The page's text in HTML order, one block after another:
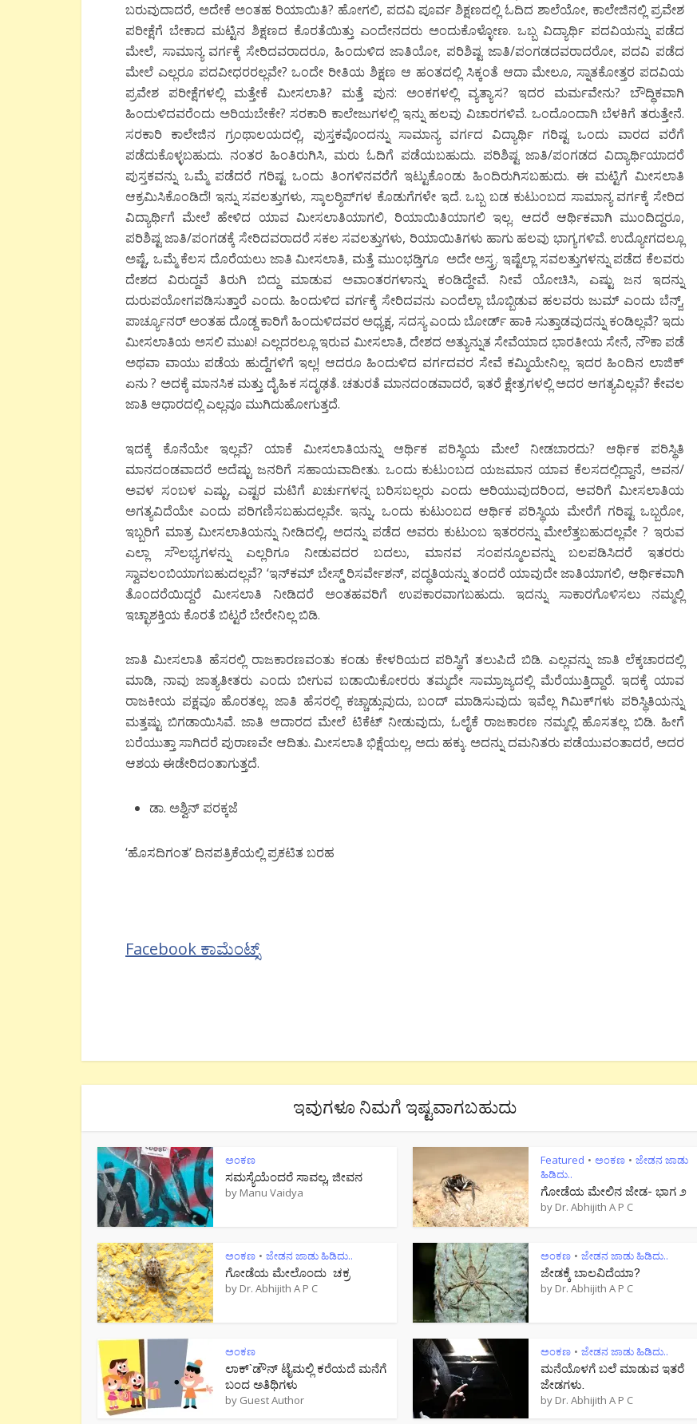
ಬರುವುದಾದರೆ, ಅದೇಕೆ ಅಂತಹ ರಿಯಾಯಿತಿ? ಹೋಗಲಿ, ಪದವಿ ಪೂರ್ವ ಶಿಕ್ಷಣದಲ್ಲಿ ಓದಿದ ಶಾಲೆಯೋ, ಕಾಲೇಜಿನಲ್ಲಿ ಪ್ರವೇಶ
ಪರೀಕ್ಷೆಗೆ ಬೇಕಾದ ಮಟ್ಟಿನ ಶಿಕ್ಷಣದ ಕೊರತೆಯಿತ್ತು ಎಂದೇನದರು ಅಂದುಕೊಳ್ಳೋಣ. ಒಬ್ಬ ವಿದ್ಯಾರ್ಥಿ ಪದವಿಯನ್ನು ಪಡೆದ
ಮೇಲೆ, ಸಾಮಾನ್ಯ ವರ್ಗಕ್ಕೆ ಸೇರಿದವರಾದರೂ, ಹಿಂದುಳಿದ ಜಾತಿಯೋ, ಪರಿಶಿಷ್ಟ ಜಾತಿ/ಪಂಗಡದವರಾದರೋ, ಪದವಿ ಪಡೆದ
ಮೇಲೆ ಎಲ್ಲರೂ ಪದವೀಧರರಲ್ಲವೇ? ಒಂದೇ ರೀತಿಯ ಶಿಕ್ಷಣ ಆ ಹಂತದಲ್ಲಿ ಸಿಕ್ಕಂತೆ ಆದಾ ಮೇಲೂ, ಸ್ನಾತಕೋತ್ತರ ಪದವಿಯ
ಪ್ರವೇಶ ಪರೀಕ್ಷೆಗಳಲ್ಲಿ ಮತ್ತೇಕೆ ಮೀಸಲಾತಿ? ಮತ್ತೆ ಪುನ: ಅಂಕಗಳಲ್ಲಿ ವ್ಯತ್ಯಾಸ? ಇದರ ಮರ್ಮವೇನು? ಬೌದ್ಧಿಕವಾಗಿ
ಹಿಂದುಳಿದವರೆಂದು ಅರಿಯಬೇಕೇ? ಸರಕಾರಿ ಕಾಲೇಜುಗಳಲ್ಲಿ ಇನ್ನು ಹಲವು ವಿಚಾರಗಳಿವೆ. ಒಂದೊಂದಾಗಿ ಬೆಳಕಿಗೆ ತರುತ್ತೇನೆ.
ಸರಕಾರಿ ಕಾಲೇಜಿನ ಗ್ರಂಥಾಲಯದಲ್ಲಿ, ಪುಸ್ತಕವೊಂದನ್ನು ಸಾಮಾನ್ಯ ವರ್ಗದ ವಿದ್ಯಾರ್ಥಿ ಗರಿಷ್ಟ ಒಂದು ವಾರದ ವರೆಗೆ
ಪಡೆದುಕೊಳ್ಳಬಹುದು. ನಂತರ ಹಿಂತಿರುಗಿಸಿ, ಮರು ಓದಿಗೆ ಪಡೆಯಬಹುದು. ಪರಿಶಿಷ್ಟ ಜಾತಿ/ಪಂಗಡದ ವಿದ್ಯಾರ್ಥಿಯಾದರೆ
ಪುಸ್ತಕವನ್ನು ಒಮ್ಮೆ ಪಡೆದರೆ ಗರಿಷ್ಟ ಒಂದು ತಿಂಗಳಿನವರೆಗೆ ಇಟ್ಟುಕೊಂಡು ಹಿಂದಿರುಗಿಸಬಹುದು. ಈ ಮಟ್ಟಿಗೆ ಮೀಸಲಾತಿ
ಆಕ್ರಮಿಸಿಕೊಂಡಿದೆ! ಇನ್ನು ಸವಲತ್ತುಗಳು, ಸ್ಕಾಲರ್‍ಶಿಪ್‍ಗಳ ಕೊಡುಗೆಗಳೇ ಇದೆ. ಒಬ್ಬ ಬಡ ಕುಟುಂಬದ ಸಾಮಾನ್ಯ ವರ್ಗಕ್ಕೆ ಸೇರಿದ
ವಿದ್ಯಾರ್ಥಿಗೆ ಮೇಲೆ ಹೇಳಿದ ಯಾವ ಮೀಸಲಾತಿಯಾಗಲಿ, ರಿಯಾಯಿತಿಯಾಗಲಿ ಇಲ್ಲ. ಆದರೆ ಆರ್ಥಿಕವಾಗಿ ಮುಂದಿದ್ದರೂ,
ಪರಿಶಿಷ್ಟ ಜಾತಿ/ಪಂಗಡಕ್ಕೆ ಸೇರಿದವರಾದರೆ ಸಕಲ ಸವಲತ್ತುಗಳು, ರಿಯಾಯಿತಿಗಳು ಹಾಗು ಹಲವು ಭಾಗ್ಯಗಳಿವೆ. ಉದ್ಯೋಗದಲ್ಲೂ
ಅಷ್ಟೆ, ಒಮ್ಮೆ ಕೆಲಸ ದೊರೆಯಲು ಜಾತಿ ಮೀಸಲಾತಿ, ಮತ್ತೆ ಮುಂಭಡ್ತಿಗೂ ಅದೇ ಅಸ್ತ್ರ. ಇಷ್ಟೆಲ್ಲಾ ಸವಲತ್ತುಗಳನ್ನು ಪಡೆದ ಕೆಲವರು
ದೇಶದ ವಿರುದ್ದವೆ ತಿರುಗಿ ಬಿದ್ದು ಮಾಡುವ ಅವಾಂತರಗಳಾನ್ನು ಕಂಡಿದ್ದೇವೆ. ನೀವೆ ಯೋಚಿಸಿ, ಎಷ್ಟು ಜನ ಇದನ್ನು
ದುರುಪಯೋಗಪಡಿಸುತ್ತಾರೆ ಎಂದು. ಹಿಂದುಳಿದ ವರ್ಗಕ್ಕೆ ಸೇರಿದವನು ಎಂದೆಲ್ಲಾ ಬೊಬ್ಬಿಡುವ ಹಲವರು ಜುಮ್ ಎಂದು ಬೆನ್ಜ್,
ಪಾರ್ಚ್ಯೂನರ್ ಅಂತಹ ದೊಡ್ದ ಕಾರಿಗೆ ಹಿಂದುಳಿದವರ ಅಧ್ಯಕ್ಷ, ಸದಸ್ಯ ಎಂದು ಬೋರ್ಡ್ ಹಾಕಿ ಸುತ್ತಾಡವುದನ್ನು ಕಂಡಿಲ್ಲವೆ? ಇದು
ಮೀಸಲಾತಿಯ ಅಸಲಿ ಮುಖ! ಎಲ್ಲದರಲ್ಲೂ ಇರುವ ಮೀಸಲಾತಿ, ದೇಶದ ಅತ್ಯುನ್ನುತ ಸೇವೆಯಾದ ಭಾರತೀಯ ಸೇನೆ, ನೌಕಾ ಪಡೆ
ಅಥವಾ ವಾಯು ಪಡೆಯ ಹುದ್ದೆಗಳಿಗೆ ಇಲ್ಲ! ಆದರೂ ಹಿಂದುಳಿದ ವರ್ಗದವರ ಸೇವೆ ಕಮ್ಮಿಯೇನಿಲ್ಲ. ಇದರ ಹಿಂದಿನ ಲಾಜಿಕ್
ಏನು ? ಅದಕ್ಕೆ ಮಾನಸಿಕ ಮತ್ತು ದೈಹಿಕ ಸದೃಢತೆ. ಚತುರತೆ ಮಾನದಂಡವಾದರೆ, ಇತರೆ ಕ್ಷೇತ್ರಗಳಲ್ಲಿ ಅದರ ಅಗತ್ಯವಿಲ್ಲವೆ? ಕೇವಲ
ಜಾತಿ ಆಧಾರದಲ್ಲಿ ಎಲ್ಲವೂ ಮುಗಿದುಹೋಗುತ್ತದೆ.
ಇದಕ್ಕೆ ಕೊನೆಯೇ ಇಲ್ಲವೆ? ಯಾಕೆ ಮೀಸಲಾತಿಯನ್ನು ಆರ್ಥಿಕ ಪರಿಸ್ಥಿಯ ಮೇಲೆ ನೀಡಬಾರದು? ಆರ್ಥಿಕ ಪರಿಸ್ಥಿತಿ
ಮಾನದಂಡವಾದರೆ ಅದೆಷ್ಟು ಜನರಿಗೆ ಸಹಾಯವಾದೀತು. ಒಂದು ಕುಟುಂಬದ ಯಜಮಾನ ಯಾವ ಕೆಲಸದಲ್ಲಿದ್ದಾನೆ, ಅವನ/
ಅವಳ ಸಂಬಳ ಎಷ್ಟು, ಎಷ್ಟರ ಮಟಿಗೆ ಖರ್ಚುಗಳನ್ನ ಬರಿಸಬಲ್ಲರು ಎಂದು ಅರಿಯುವುದರಿಂದ, ಅವರಿಗೆ ಮೀಸಲಾತಿಯ
ಅಗತ್ಯವಿದೆಯೇ ಎಂದು ಪರಿಗಣಿಸಬಹುದಲ್ಲವೇ. ಇನ್ನು, ಒಂದು ಕುಟುಂಬದ ಆರ್ಥಿಕ ಪರಿಸ್ಥಿಯ ಮೇರೆಗೆ ಗರಿಷ್ಟ ಒಬ್ಬರೋ,
ಇಬ್ಬರಿಗೆ ಮಾತ್ರ ಮೀಸಲಾತಿಯನ್ನು ನೀಡಿದಲ್ಲಿ, ಅದನ್ನು ಪಡೆದ ಅವರು ಕುಟುಂಬ ಇತರರನ್ನು ಮೇಲೆತ್ತಬಹುದಲ್ಲವೇ ? ಇರುವ
ಎಲ್ಲಾ ಸೌಲಭ್ಯಗಳನ್ನು ಎಲ್ಲರಿಗೂ ನೀಡುವದರ ಬದಲು, ಮಾನವ ಸಂಪನ್ಮೂಲವನ್ನು ಬಲಪಡಿಸಿದರೆ ಇತರರು
ಸ್ವಾವಲಂಬಿಯಾಗಬಹುದಲ್ಲವೆ? ‘ಇನ್‍ಕಮ್ ಬೇಸ್ಡ್ ರಿಸರ್ವೇಶನ್, ಪದ್ಧತಿಯನ್ನು ತಂದರೆ ಯಾವುದೇ ಜಾತಿಯಾಗಲಿ, ಆರ್ಥಿಕವಾಗಿ
ತೊಂದರೆಯಿದ್ದರೆ ಮೀಸಲಾತಿ ನೀಡಿದರೆ ಅಂತಹವರಿಗೆ ಉಪಕಾರವಾಗಬಹುದು. ಇದನ್ನು ಸಾಕಾರಗೊಳಿಸಲು ನಮ್ಮಲ್ಲಿ
ಇಚ್ಛಾಶಕ್ತಿಯ ಕೊರತೆ ಬಿಟ್ಟರೆ ಬೇರೇನಿಲ್ಲ ಬಿಡಿ.
ಜಾತಿ ಮೀಸಲಾತಿ ಹೆಸರಲ್ಲಿ ರಾಜಕಾರಣವಂತು ಕಂಡು ಕೇಳರಿಯದ ಪರಿಸ್ಥಿಗೆ ತಲುಪಿದೆ ಬಿಡಿ. ಎಲ್ಲವನ್ನು ಜಾತಿ ಲೆಕ್ಕಚಾರದಲ್ಲಿ
ಮಾಡಿ, ನಾವು ಜಾತ್ಯತೀತರು ಎಂದು ಬೀಗುವ ಬಡಾಯಿಕೋರರು ತಮ್ಮದೇ ಸಾಮ್ರಾಜ್ಯದಲ್ಲಿ ಮೆರೆಯುತ್ತಿದ್ದಾರೆ. ಇದಕ್ಕೆ ಯಾವ
ರಾಜಕೀಯ ಪಕ್ಷವೂ ಹೊರತಲ್ಲ. ಜಾತಿ ಹೆಸರಲ್ಲಿ ಕಚ್ಚಾಡ್ಸುವುದು, ಬಂದ್ ಮಾಡಿಸುವುದು ಇವೆಲ್ಲ ಗಿಮಿಕ್‍ಗಳು ಪರಿಸ್ಥಿತಿಯನ್ನು
ಮತ್ತಷ್ಟು ಬಿಗಡಾಯಿಸಿವೆ. ಜಾತಿ ಆದಾರದ ಮೇಲೆ ಟಿಕೆಟ್ ನೀಡುವುದು, ಓಲೈಕೆ ರಾಜಕಾರಣ ನಮ್ಮಲ್ಲಿ ಹೊಸತಲ್ಲ ಬಿಡಿ. ಹೀಗೆ
ಬರೆಯುತ್ತಾ ಸಾಗಿದರೆ ಪುರಾಣವೇ ಆದಿತು. ಮೀಸಲಾತಿ ಭಿಕ್ಷೆಯಲ್ಲ, ಅದು ಹಕ್ಕು. ಅದನ್ನು ದಮನಿತರು ಪಡೆಯುವಂತಾದರೆ, ಅದರ
ಆಶಯ ಈಡೇರಿದಂತಾಗುತ್ತದೆ.
ಡಾ. ಅಶ್ವಿನ್ ಪರಕ್ಕಜೆ
‘ಹೊಸದಿಗಂತ’ ದಿನಪತ್ರಿಕೆಯಲ್ಲಿ ಪ್ರಕಟಿತ ಬರಹ
Facebook ಕಾಮೆಂಟ್ಸ್
ಇವುಗಳೂ ನಿಮಗೆ ಇಷ್ಟವಾಗಬಹುದು
ಅಂಕಣ
ಸಮಸ್ಯೆಯೆಂದರೆ ಸಾವಲ್ಲ, ಜೀವನ
by Manu Vaidya
Featured • ಅಂಕಣ • ಜೇಡನ ಜಾಡು
ಹಿಡಿದು..
ಗೋಡೆಯ ಮೇಲಿನ ಜೇಡ- ಭಾಗ ೨
by Dr. Abhijith A P C
ಅಂಕಣ • ಜೇಡನ ಜಾಡು ಹಿಡಿದು..
ಗೋಡೆಯ ಮೇಲೊಂದು ಚಕ್ರ
by Dr. Abhijith A P C
ಅಂಕಣ • ಜೇಡನ ಜಾಡು ಹಿಡಿದು..
ಜೇಡಕ್ಕೆ ಬಾಲವಿದೆಯಾ?
by Dr. Abhijith A P C
ಅಂಕಣ
ಲಾಕ್`ಡೌನ್ ಟೈಮಲ್ಲಿ ಕರೆಯದೆ ಮನೆಗೆ
ಬಂದ ಅತಿಥಿಗಳು
by Guest Author
ಅಂಕಣ • ಜೇಡನ ಜಾಡು ಹಿಡಿದು..
ಮನೆಯೊಳಗೆ ಬಲೆ ಮಾಡುವ ಇತರೆ
ಜೇಡಗಳು.
by Dr. Abhijith A P C